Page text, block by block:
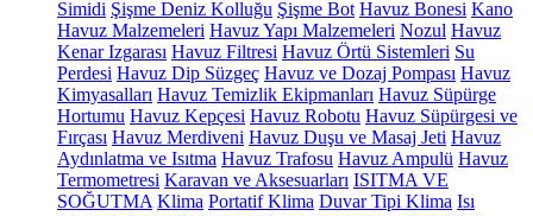
Simidi Şişme Deniz Kolluğu Şişme Bot Havuz Bonesi Kano
Havuz Malzemeleri Havuz Yapı Malzemeleri Nozul Havuz
Kenar Izgarası Havuz Filtresi Havuz Örtü Sistemleri Su
Perdesi Havuz Dip Süzgeç Havuz ve Dozaj Pompası Havuz
Kimyasalları Havuz Temizlik Ekipmanları Havuz Süpürge
Hortumu Havuz Kepçesi Havuz Robotu Havuz Süpürgesi ve
Fırçası Havuz Merdiveni Havuz Duşu ve Masaj Jeti Havuz
Aydınlatma ve Isıtma Havuz Trafosu Havuz Ampulü Havuz
Termometresi Karavan ve Aksesuarları ISITMA VE
SOĞUTMA Klima Portatif Klima Duvar Tipi Klima Isı